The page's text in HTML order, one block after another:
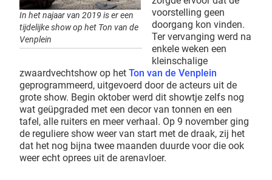
In het najaar van 2019 is er een
tijdelijke show op het Ton van de
Venplein
voorstelling geen
doorgang kon vinden.
Ter vervanging werd na
enkele weken een
kleinschalige
zwaardvechtshow op het Ton van de Venplein
geprogrammeerd, uitgevoerd door de acteurs uit de
grote show. Begin oktober werd dit showtje zelfs nog
wat geüpgraded met een decor van tonnen en een
tafel, alle ruiters en meer verhaal. Op 9 november ging
de reguliere show weer van start met de draak, zij het
dat het nog bijna twee maanden duurde voor die ook
weer echt oprees uit de arenavloer.